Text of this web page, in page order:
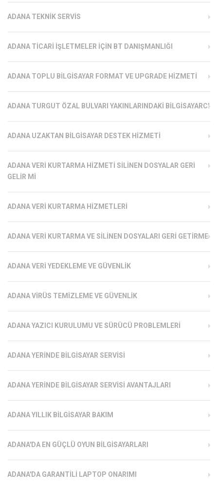
ADANA TEKNIK SERVIS
ADANA TICARI İŞLETMELER İÇIN BT DANIŞMANLIĞI
ADANA TOPLU BILGISAYAR FORMAT VE UPGRADE HIZMETI
ADANA TURGUT ÖZAL BULVARI YAKINLARINDAKI BILGISAYARCI
ADANA UZAKTAN BILGISAYAR DESTEK HIZMETI
ADANA VERI KURTARMA HIZMETI SILINEN DOSYALAR GERI
GELIR MI
ADANA VERI KURTARMA HIZMETLERI
ADANA VERI KURTARMA VE SILINEN DOSYALARI GERI GETIRME
ADANA VERI YEDEKLEME VE GÜVENLIK
ADANA VIRÜS TEMIZLEME VE GÜVENLIK
ADANA YAZICI KURULUMU VE SÜRÜCÜ PROBLEMLERI
ADANA YERINDE BILGISAYAR SERVISI
ADANA YERINDE BILGISAYAR SERVISI AVANTAJLARI
ADANA YILLIK BILGISAYAR BAKIM
ADANA'DA EN GÜÇLÜ OYUN BILGISAYARLARI
ADANA'DA GARANTILI LAPTOP ONARIMI